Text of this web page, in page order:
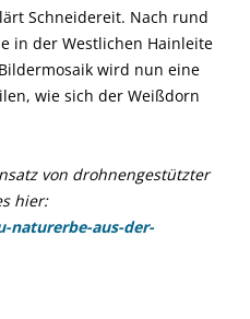
Schneidereit. Nach rund
in der Westlichen Hainleite
wird nun eine
wie sich der Weißdorn
von drohnengestützter
hier:
naturerbe-aus-der-